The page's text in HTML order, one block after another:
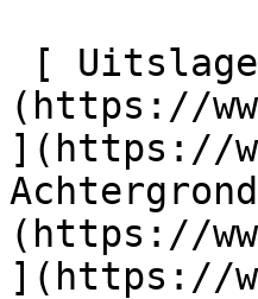
(https://
](https://
(https://
](https://